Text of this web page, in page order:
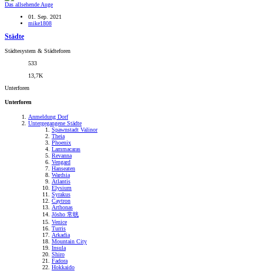
Das allsehende Auge
01. Sep. 2021
mike1808
Städte
Städtesystem & Städteforen
533
13,7K
Unterforen
Unterforen
Anmeldung Dorf
Untergegangene Städte
Spawnstadt Valinor
Theia
Phoenix
Lammacaras
Revanna
Vengard
Hanseaten
Wardsia
Atlantis
Elysium
Syrakus
Caytron
Arthonas
Jōsho 常晄
Venice
Turris
Arkadia
Mountain City
Insula
Shiro
Fadora
Hokkaido